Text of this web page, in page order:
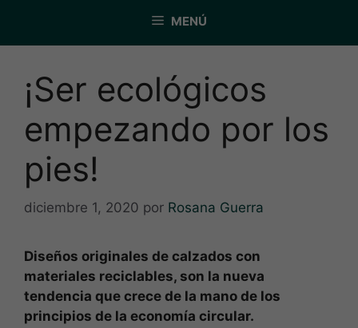
MENÚ
¡Ser ecológicos
empezando por los
pies!
diciembre 1, 2020 por Rosana Guerra
Diseños originales de calzados con
materiales reciclables, son la nueva
tendencia que crece de la mano de los
principios de la economía circular.